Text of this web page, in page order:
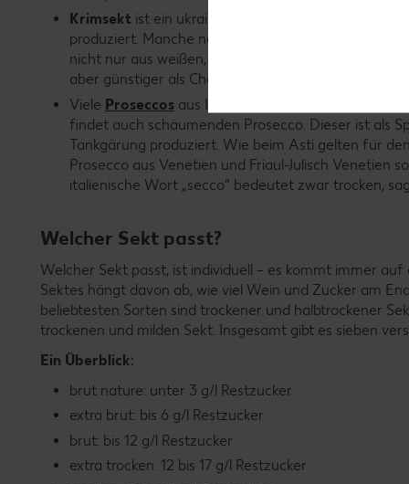
Krimsekt ist ein ukrainischer Schaumwein. Obwohl
produziert. Manche nennen den Krimsekt auch
nicht nur aus weißen, sondern auch aus roten
aber günstiger als Champagner.
Viele Proseccos aus Italien fallen in die Kategorie
findet auch schäumenden Prosecco. Dieser ist als
Tankgärung produziert. Wie beim Asti gelten für
Prosecco aus Venetien und Friaul-Julisch Venetien
italienische Wort „secco“ bedeutet zwar trocken,
Welcher Sekt passt?
Welcher Sekt passt, ist individuell – es kommt immer
Sektes hängt davon ab, wie viel Wein und Zucker am
beliebtesten Sorten sind trockener und halbtrockener
trockenen und milden Sekt. Insgesamt gibt es sieben
Ein Überblick:
brut nature: unter 3 g/l Restzucker
extra brut: bis 6 g/l Restzucker
brut: bis 12 g/l Restzucker
extra trocken: 12 bis 17 g/l Restzucker